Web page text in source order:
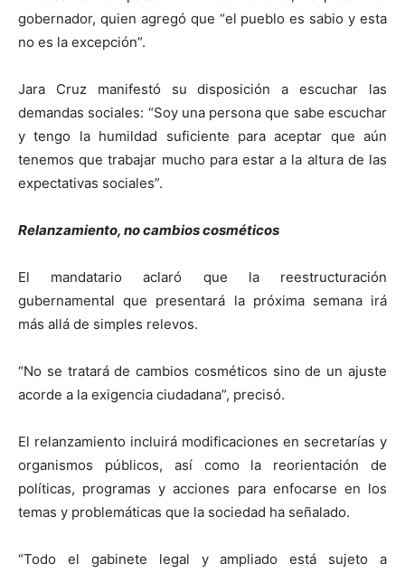
gobernador, quien agregó que “el pueblo es sabio y esta
no es la excepción”.
Jara Cruz manifestó su disposición a escuchar las
demandas sociales: “Soy una persona que sabe escuchar
y tengo la humildad suficiente para aceptar que aún
tenemos que trabajar mucho para estar a la altura de las
expectativas sociales”.
Relanzamiento, no cambios cosméticos
El mandatario aclaró que la reestructuración
gubernamental que presentará la próxima semana irá
más allá de simples relevos.
“No se tratará de cambios cosméticos sino de un ajuste
acorde a la exigencia ciudadana”, precisó.
El relanzamiento incluirá modificaciones en secretarías y
organismos públicos, así como la reorientación de
políticas, programas y acciones para enfocarse en los
temas y problemáticas que la sociedad ha señalado.
“Todo el gabinete legal y ampliado está sujeto a